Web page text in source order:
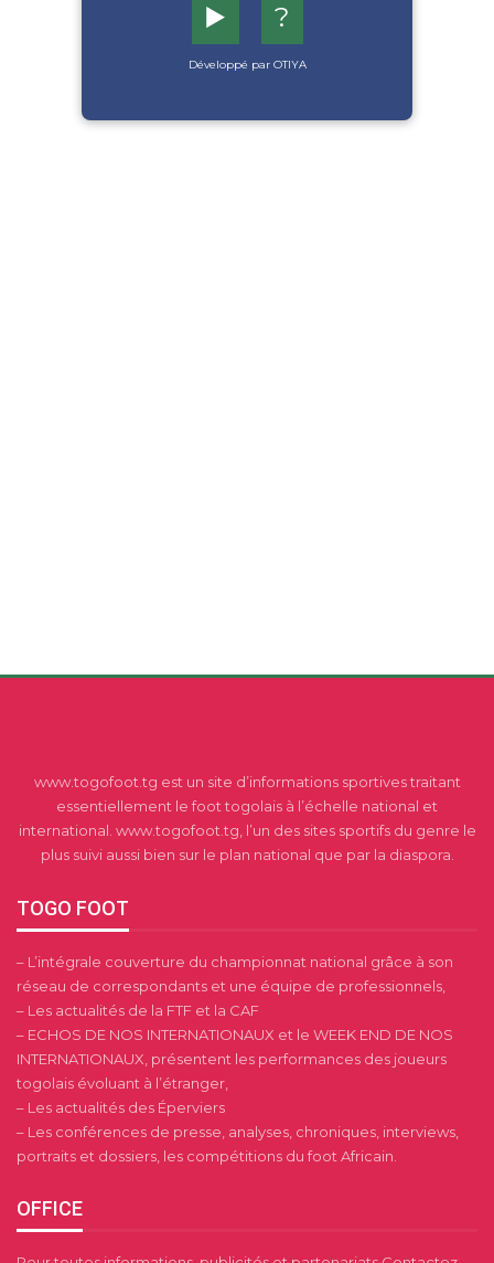
▶️ ?
Développé par OTIYA
www.togofoot.tg est un site d’informations sportives traitant
essentiellement le foot togolais à l’échelle national et
international. www.togofoot.tg, l’un des sites sportifs du genre le
plus suivi aussi bien sur le plan national que par la diaspora.
TOGO FOOT
– L’intégrale couverture du championnat national grâce à son
réseau de correspondants et une équipe de professionnels,
– Les actualités de la FTF et la CAF
– ECHOS DE NOS INTERNATIONAUX et le WEEK END DE NOS
INTERNATIONAUX, présentent les performances des joueurs
togolais évoluant à l’étranger,
– Les actualités des Éperviers
– Les conférences de presse, analyses, chroniques, interviews,
portraits et dossiers, les compétitions du foot Africain.
OFFICE